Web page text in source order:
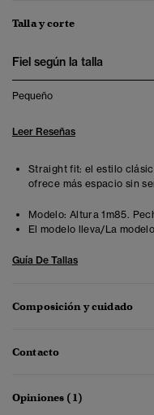
Talla y corte
Fiel según la talla
Pequeño
Leer Reseñas
Straight fit: el estilo
ofrece más espacio sin
Modelo: Altura 1m85.
El modelo lleva/La
Guía De Tallas
Composición y cuidado
Contacto
Opiniones (1)